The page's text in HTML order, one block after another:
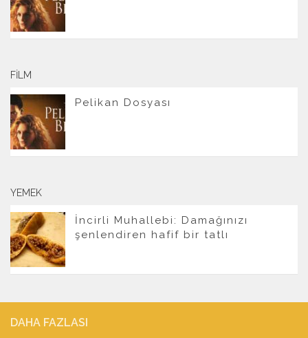
FILM
Pelikan Dosyası
YEMEK
İncirli Muhallebi: Damağınızı
şenlendiren hafif bir tatlı
DAHA FAZLASI